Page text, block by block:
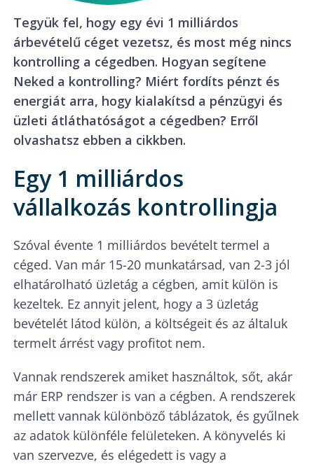
Tegyük fel, hogy egy évi 1 milliárdos
árbevételű céget vezetsz, és most még nincs
kontrolling a cégedben. Hogyan segítene
Neked a kontrolling? Miért fordíts pénzt és
energiát arra, hogy kialakítsd a pénzügyi és
üzleti átláthatóságot a cégedben? Erről
olvashatsz ebben a cikkben.
Egy 1 milliárdos
vállalkozás kontrollingja
Szóval évente 1 milliárdos bevételt termel a
céged. Van már 15-20 munkatársad, van 2-3 jól
elhatárolható üzletág a cégben, amit külön is
kezeltek. Ez annyit jelent, hogy a 3 üzletág
bevételét látod külön, a költségeit és az általuk
termelt árrést vagy profitot nem.
Vannak rendszerek amiket használtok, sőt, akár
már ERP rendszer is van a cégben. A rendszerek
mellett vannak különböző táblázatok, és gyűlnek
az adatok különféle felületeken. A könyvelés ki
van szervezve, és elégedett is vagy a